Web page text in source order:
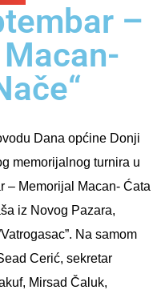
–
Dana općine Donji
memorijalnog turnira u
– Memorijal
Macan- Ćata
iz Novog Pazara,
Na samom
Cerić, sekretar
Mirsad Čaluk,